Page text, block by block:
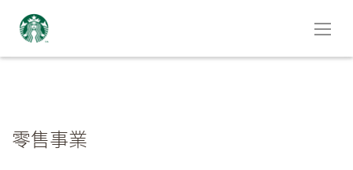
零售事業